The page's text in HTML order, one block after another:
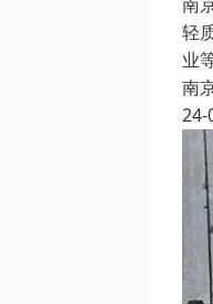
轻
业
南
24-